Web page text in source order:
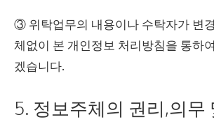
③ 위탁업무의 내용이나 수탁자가 변
체없이 본 개인정보 처리방침을 통하
겠습니다.
5. 정보주체의 권리,의무